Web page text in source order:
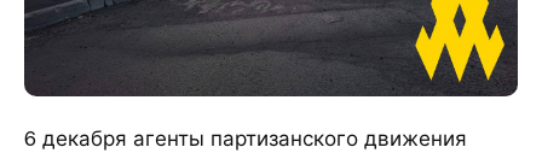
6 декабря агенты партизанского движения